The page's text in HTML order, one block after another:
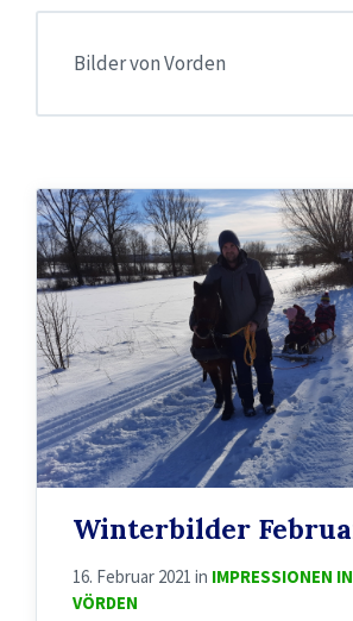
Bilder von Vorden
Winterbilder
16. Februar 2021 in IMPRESSIONEN
VÖRDEN